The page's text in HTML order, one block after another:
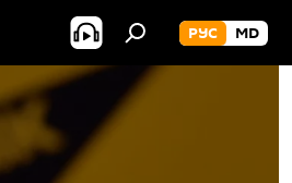
РУС MD